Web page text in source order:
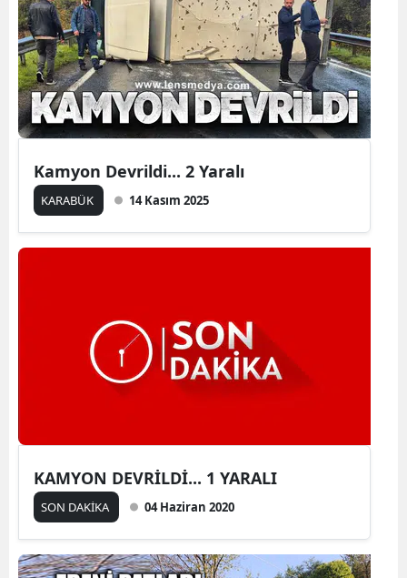
Kamyon Devrildi... 2 Yaralı
KARABÜK 14 Kasım 2025
KAMYON DEVRİLDİ... 1 YARALI
SON DAKİKA 04 Haziran 2020